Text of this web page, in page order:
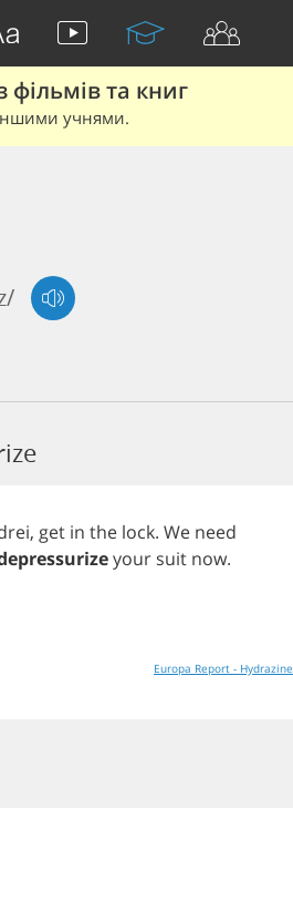
та книг
учнями.
, get in the lock. We need
your suit now.
Europa Report - Hydrazine